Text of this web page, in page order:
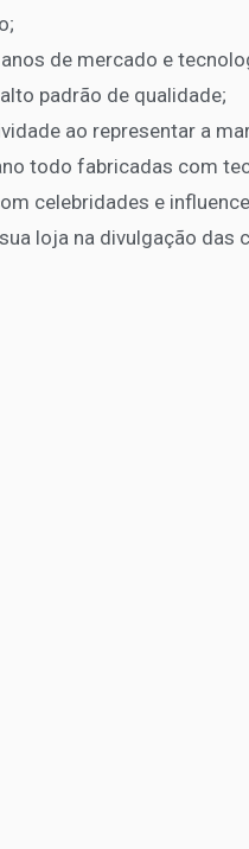
de mercado e
padrão de qualidade;
ao representar a
todo fabricadas com
celebridades e
loja na divulgação das